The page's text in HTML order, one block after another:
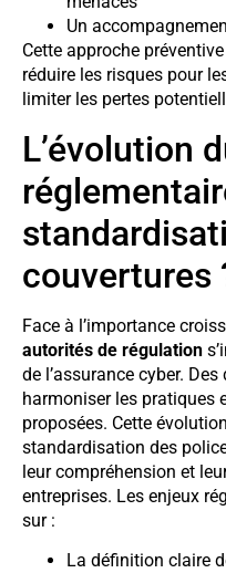
Un
Cette approche
réduire les risques pour
limiter les pertes
L’évolution
couvertures
Face à l’importance
autorités de régulation
de l’assurance cyber.
harmoniser les pratiques
proposées. Cette
standardisation des
leur compréhension et
entreprises. Les enjeux
sur :
La définition claire